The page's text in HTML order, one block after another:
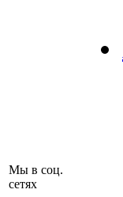
Мы в соц.
сетях